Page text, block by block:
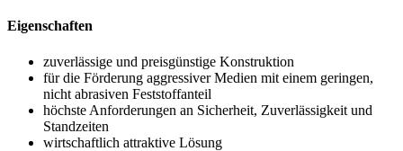
Eigenschaften
zuverlässige und preisgünstige Konstruktion
für die Förderung aggressiver Medien mit einem geringen,
nicht abrasiven Feststoffanteil
höchste Anforderungen an Sicherheit, Zuverlässigkeit und
Standzeiten
wirtschaftlich attraktive Lösung